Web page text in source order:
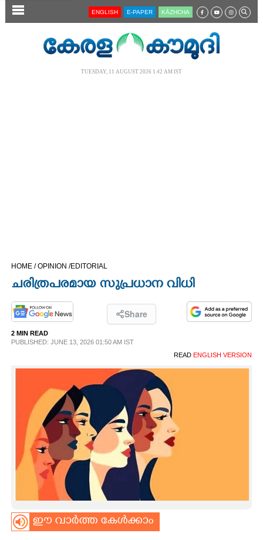
SECTIONS
OPINION
PHOTOS
SPIRITUAL
INFO+
ASTRO
ENGLISH E-PAPER KĀZHCHA
TUESDAY, 11 AUGUST 2026 1.42 AM IST
HOME /OPINION /EDITORIAL
ചരിത്രപരമായ സുപ്രധാന വിധി
Share
2 MIN READ
PUBLISHED: JUNE 13, 2026 01:50 AM IST
READ ENGLISH VERSION
ഈ വാർത്ത കേൾക്കാം